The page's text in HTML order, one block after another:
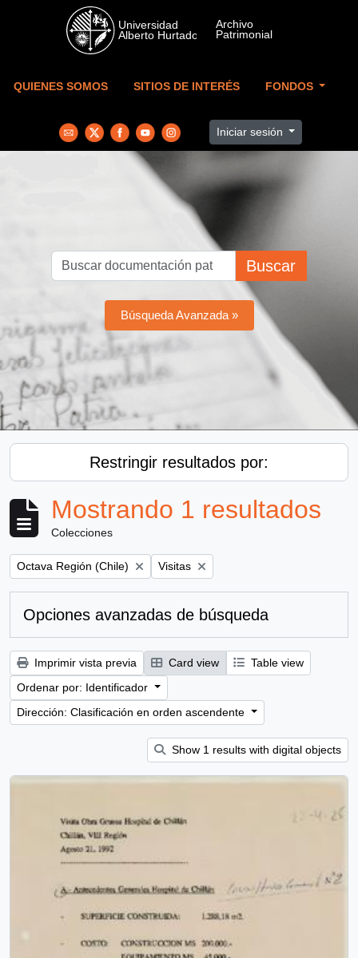
Skip to main content
QUIENES SOMOS SITIOS DE INTERÉS FONDOS
Iniciar sesión
Buscar
Búsqueda Avanzada »
Restringir resultados por:
Mostrando 1 resultados
Colecciones
Remove filter:
Octava Región (Chile) Remove filter:
Visitas
Opciones avanzadas de búsqueda
Imprimir vista previa Card view
Table view
Ordenar por: Identificador
Dirección: Clasificación en orden ascendente
Show 1 results with digital objects